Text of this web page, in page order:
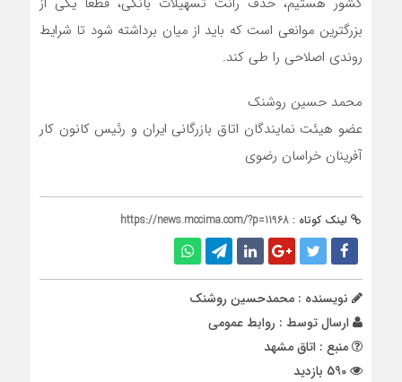
بزرگترین موانعی است که باید از میان برداشته شود تا شرایط
روندی اصلاحی را طی کند.
محمد حسین روشنک
عضو هیئت نمایندگان اتاق بازرگانی ایران و رئیس کانون کار
آفرینان خراسان رضوی
لینک کوتاه : https://news.mccima.com/?p=11968
نویسنده : محمدحسین روشنک
ارسال توسط : روابط عمومی
منبع : اتاق مشهد